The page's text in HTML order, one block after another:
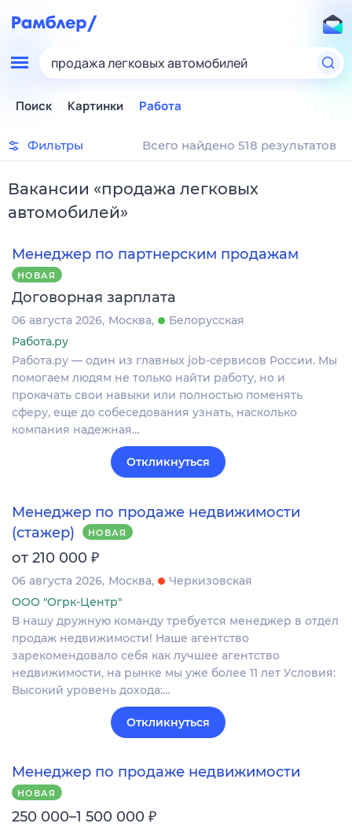
продажа легковых автомобилей
Поиск Картинки Работа
Фильтры Всего найдено 518 результатов
Вакансии «продажа легковых
автомобилей»
Менеджер по партнерским продажам
НОВАЯ
Договорная зарплата
06 августа 2026 Москва
Белорусская
Работа.ру
Работа.ру — один из главных job-сервисов России. Мы
помогаем людям не только найти работу, но и
прокачать свои навыки или полностью поменять
сферу, еще до собеседования узнать, насколько
компания надежная…
Откликнуться
Менеджер по продаже недвижимости
(стажер)
НОВАЯ
от 210 000 ₽
06 августа 2026 Москва
Черкизовская
ООО "Огрк-Центр"
В нашу дружную команду требуется менеджер в отдел
продаж недвижимости! Наше агентство
зарекомендовало себя как лучшее агентство
недвижимости, на рынке мы уже более 11 лет Условия:
Высокий уровень дохода:…
Откликнуться
Менеджер по продаже недвижимости
НОВАЯ
250 000–1 500 000 ₽